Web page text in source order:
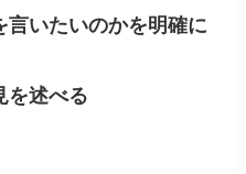
言いたいのかを明確に
を述べる